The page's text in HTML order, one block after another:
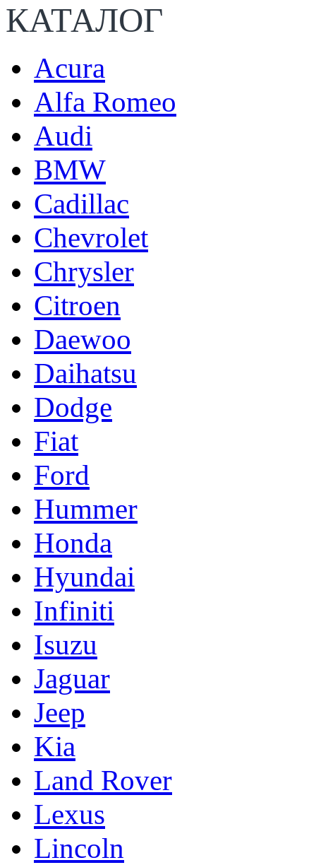
КАТАЛОГ
Acura
Alfa Romeo
Audi
BMW
Cadillac
Chevrolet
Chrysler
Citroen
Daewoo
Daihatsu
Dodge
Fiat
Ford
Hummer
Honda
Hyundai
Infiniti
Isuzu
Jaguar
Jeep
Kia
Land Rover
Lexus
Lincoln